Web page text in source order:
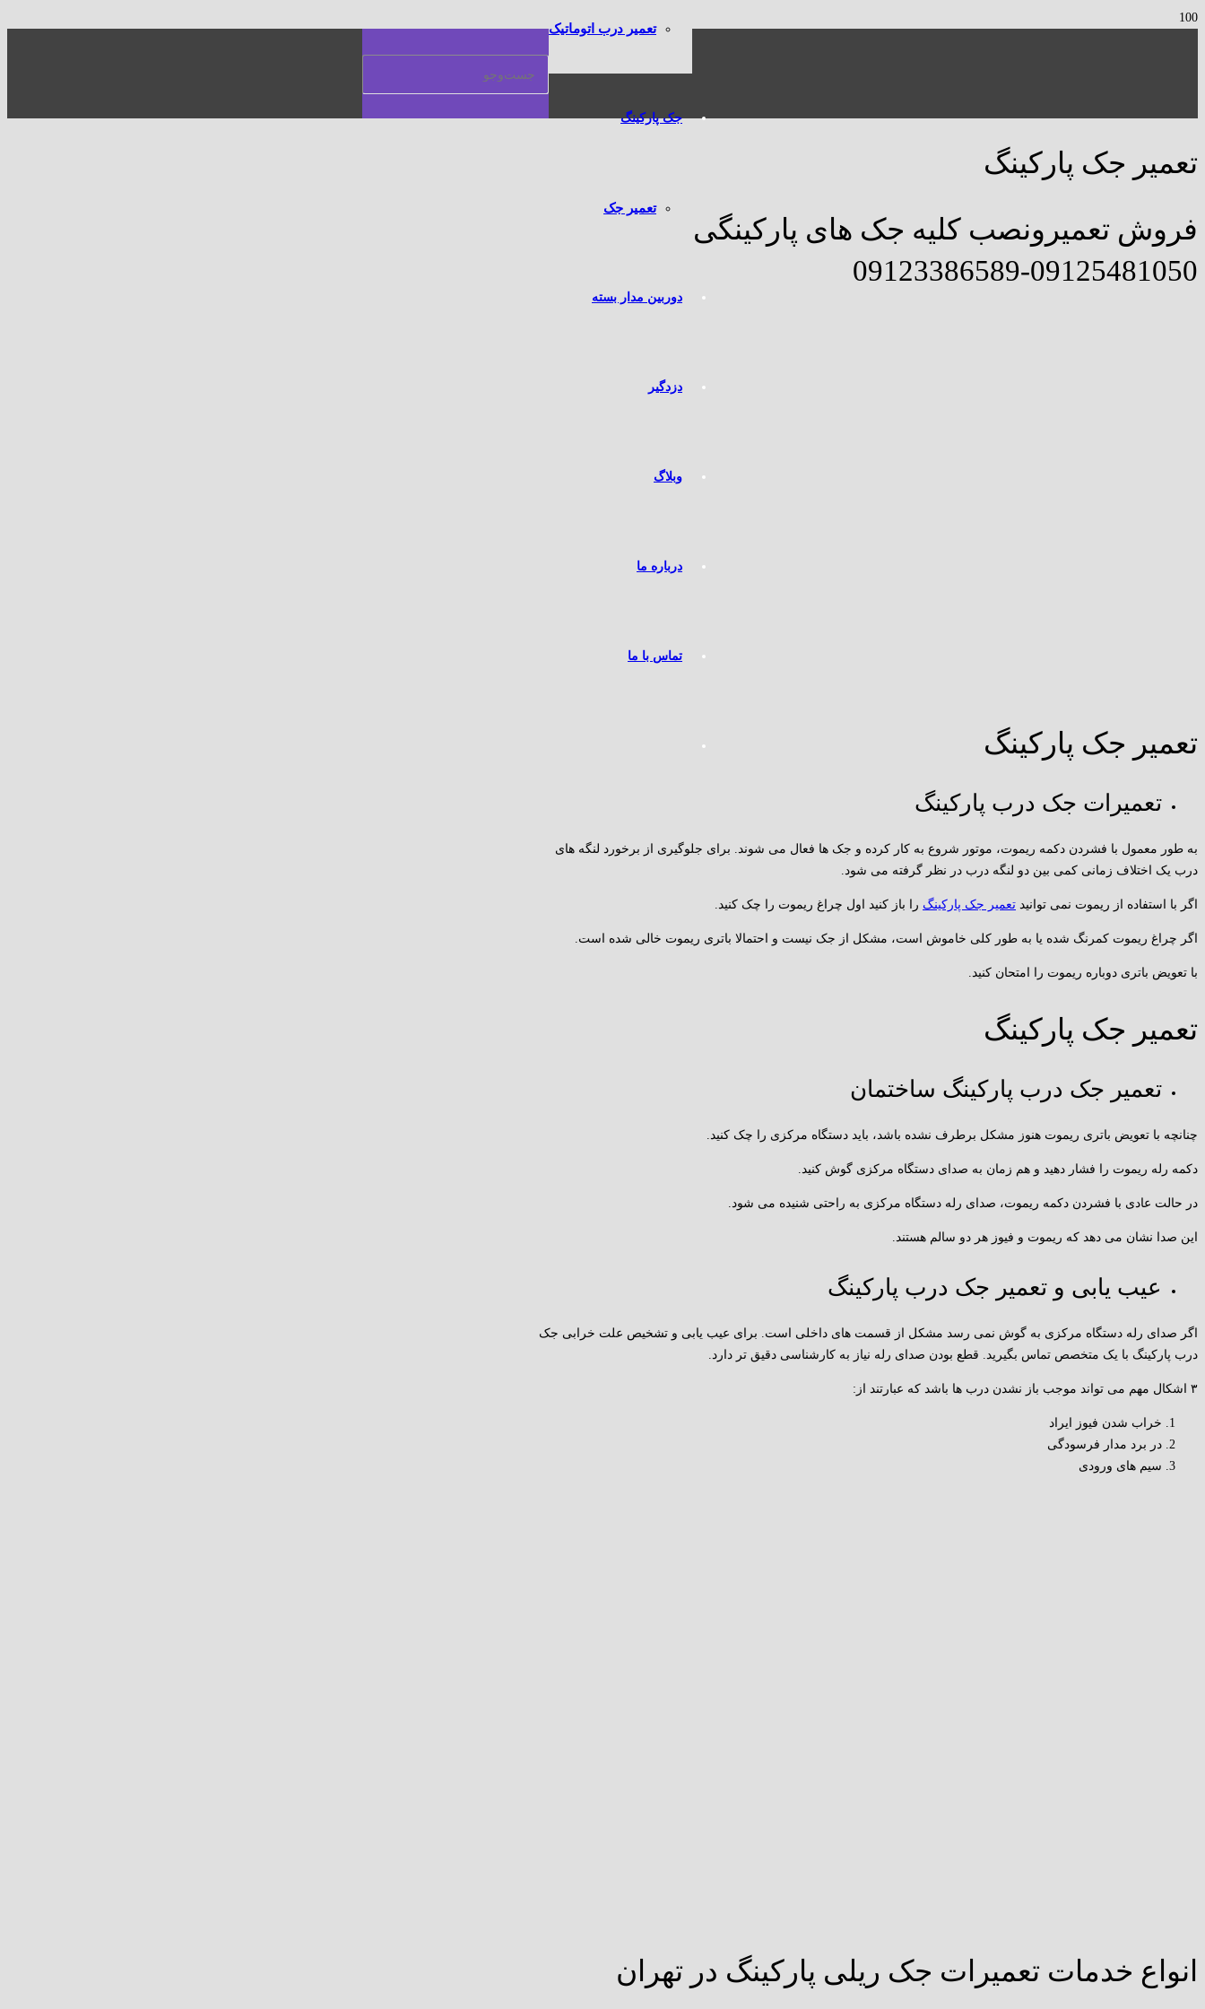
تعمیر درب اتوماتیک
جک پارکینگ
تعمیر جک
دوربین مدار بسته
دزدگیر
وبلاگ
درباره ما
تماس با ما
تعمیر جک پارکینگ
فروش تعمیرونصب کلیه جک های پارکینگی
09125481050-09123386589
تعمیر جک پارکینگ
تعمیرات جک درب پارکینگ
به طور معمول با فشردن دکمه ریموت، موتور شروع به کار کرده و جک ها فعال می شوند. برای جلوگیری از برخورد لنگه های
درب یک اختلاف زمانی کمی بین دو لنگه درب در نظر گرفته می شود.
اگر با استفاده از ریموت نمی توانید تعمیر جک پارکینگ را باز کنید اول چراغ ریموت را چک کنید.
اگر چراغ ریموت کمرنگ شده یا به طور کلی خاموش است، مشکل از جک نیست و احتمالا باتری ریموت خالی شده است.
با تعویض باتری دوباره ریموت را امتحان کنید.
تعمیر جک پارکینگ
تعمیر جک درب پارکینگ ساختمان
چنانچه با تعویض باتری ریموت هنوز مشکل برطرف نشده باشد، باید دستگاه مرکزی را چک کنید.
دکمه رله ریموت را فشار دهید و هم زمان به صدای دستگاه مرکزی گوش کنید.
در حالت عادی با فشردن دکمه ریموت، صدای رله دستگاه مرکزی به راحتی شنیده می شود.
این صدا نشان می دهد که ریموت و فیوز هر دو سالم هستند.
عیب یابی و تعمیر جک درب پارکینگ
اگر صدای رله دستگاه مرکزی به گوش نمی رسد مشکل از قسمت های داخلی است. برای عیب یابی و تشخیص علت خرابی جک
درب پارکینگ با یک متخصص تماس بگیرید. قطع بودن صدای رله نیاز به کارشناسی دقیق تر دارد.
۳ اشکال مهم می تواند موجب باز نشدن درب ها باشد که عبارتند از:
خراب شدن فیوز ایراد
در برد مدار فرسودگی
سیم های ورودی
انواع خدمات تعمیرات جک ریلی پارکینگ در تهران